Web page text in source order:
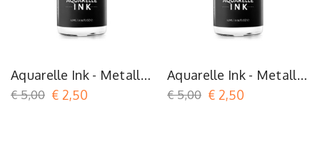
Aquarelle Ink - Metallic
Gold
€ 5,00 € 2,50
Aquarelle Ink - Metallic
Green
€ 5,00 € 2,50